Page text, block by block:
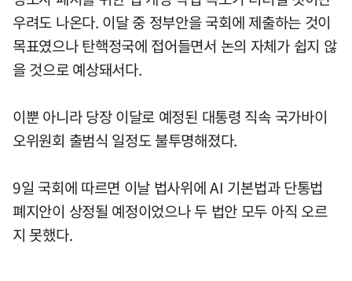
우려도 나온다. 이달 중 정부안을 국회에 제출하는 것이
목표였으나 탄핵정국에 접어들면서 논의 자체가 쉽지 않
을 것으로 예상돼서다.
이뿐 아니라 당장 이달로 예정된 대통령 직속 국가바이
오위원회 출범식 일정도 불투명해졌다.
9일 국회에 따르면 이날 법사위에 AI 기본법과 단통법
폐지안이 상정될 예정이었으나 두 법안 모두 아직 오르
지 못했다.